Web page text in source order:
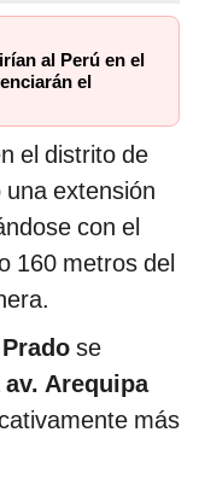
al Perú en el
el
el distrito de
extensión
con el
160 metros del
se
av. Arequipa
más